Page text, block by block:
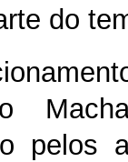
do
pelos